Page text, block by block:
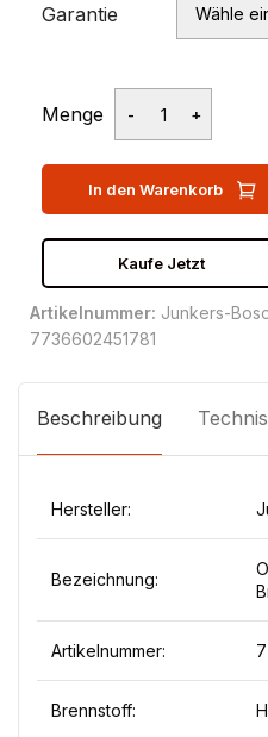
Garantie
Menge
In den Warenkorb
Kaufe Jetzt
Artikelnummer: Junkers-
7736602451781
Beschreibung
Hersteller:
Bezeichnung:
Artikelnummer:
Brennstoff: